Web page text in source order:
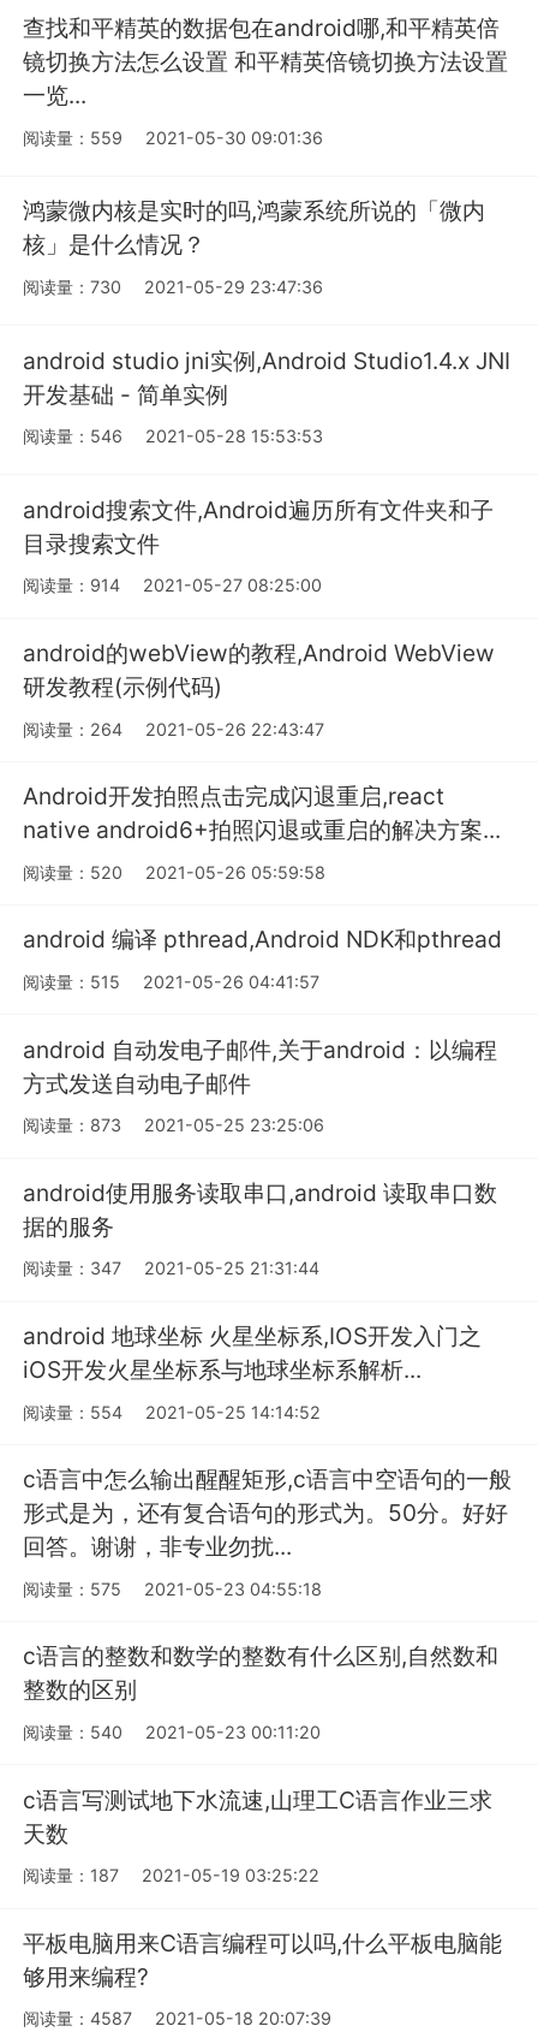
查找和平精英的数据包在android哪,和平精英倍
镜切换方法怎么设置 和平精英倍镜切换方法设置
一览...
阅读量：559 2021-05-30 09:01:36
鸿蒙微内核是实时的吗,鸿蒙系统所说的「微内
核」是什么情况？
阅读量：730 2021-05-29 23:47:36
android studio jni实例,Android Studio1.4.x JNI
开发基础 - 简单实例
阅读量：546 2021-05-28 15:53:53
android搜索文件,Android遍历所有文件夹和子
目录搜索文件
阅读量：914 2021-05-27 08:25:00
android的webView的教程,Android WebView
研发教程(示例代码)
阅读量：264 2021-05-26 22:43:47
Android开发拍照点击完成闪退重启,react
native android6+拍照闪退或重启的解决方案...
阅读量：520 2021-05-26 05:59:58
android 编译 pthread,Android NDK和pthread
阅读量：515 2021-05-26 04:41:57
android 自动发电子邮件,关于android：以编程
方式发送自动电子邮件
阅读量：873 2021-05-25 23:25:06
android使用服务读取串口,android 读取串口数
据的服务
阅读量：347 2021-05-25 21:31:44
android 地球坐标 火星坐标系,IOS开发入门之
iOS开发火星坐标系与地球坐标系解析...
阅读量：554 2021-05-25 14:14:52
c语言中怎么输出醒醒矩形,c语言中空语句的一般
形式是为，还有复合语句的形式为。50分。好好
回答。谢谢，非专业勿扰...
阅读量：575 2021-05-23 04:55:18
c语言的整数和数学的整数有什么区别,自然数和
整数的区别
阅读量：540 2021-05-23 00:11:20
c语言写测试地下水流速,山理工C语言作业三求
天数
阅读量：187 2021-05-19 03:25:22
平板电脑用来C语言编程可以吗,什么平板电脑能
够用来编程?
阅读量：4587 2021-05-18 20:07:39